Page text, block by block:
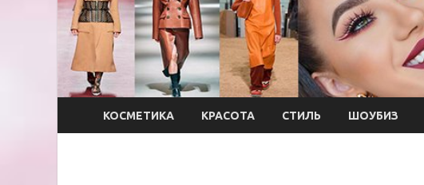
КОСМЕТИКА КРАСОТА СТИЛЬ ШОУБИЗ